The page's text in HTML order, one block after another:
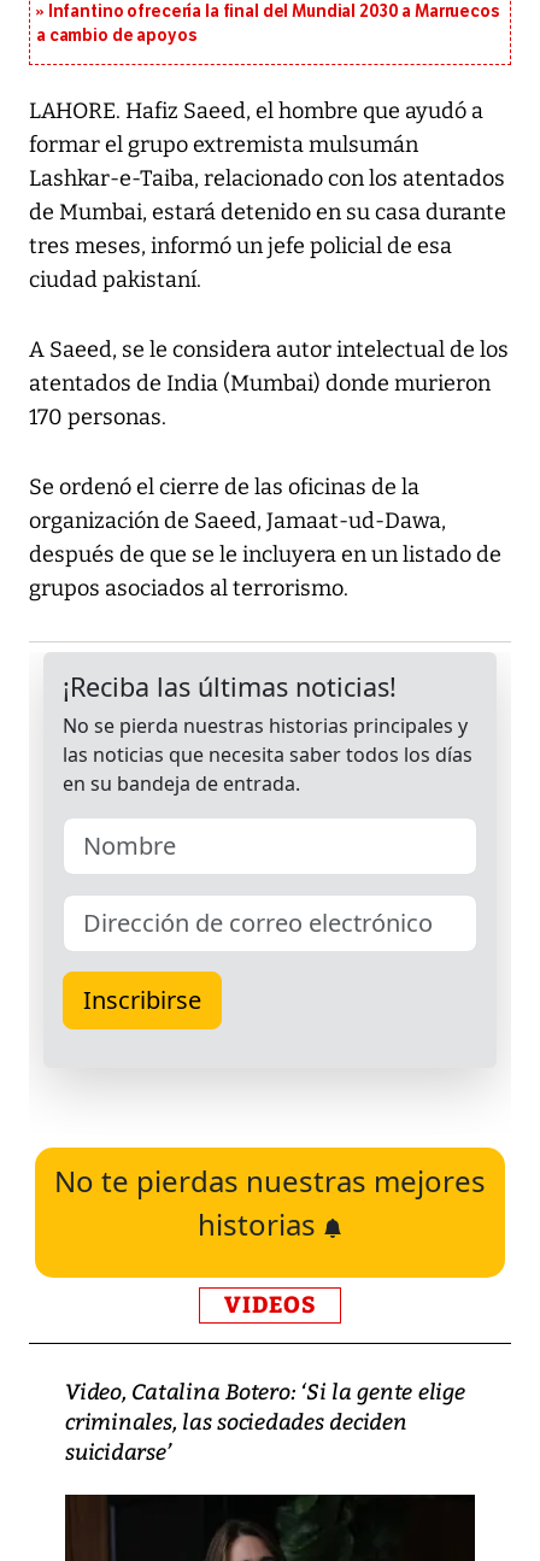
Infantino ofrecería la final del Mundial 2030 a Marruecos
a cambio de apoyos
LAHORE. Hafiz Saeed, el hombre que ayudó a
formar el grupo extremista mulsumán
Lashkar-e-Taiba, relacionado con los atentados
de Mumbai, estará detenido en su casa durante
tres meses, informó un jefe policial de esa
ciudad pakistaní.
A Saeed, se le considera autor intelectual de los
atentados de India (Mumbai) donde murieron
170 personas.
Se ordenó el cierre de las oficinas de la
organización de Saeed, Jamaat-ud-Dawa,
después de que se le incluyera en un listado de
grupos asociados al terrorismo.
No te pierdas nuestras mejores
historias
VIDEOS
Video, Catalina Botero: ‘Si la gente elige
criminales, las sociedades deciden
suicidarse’